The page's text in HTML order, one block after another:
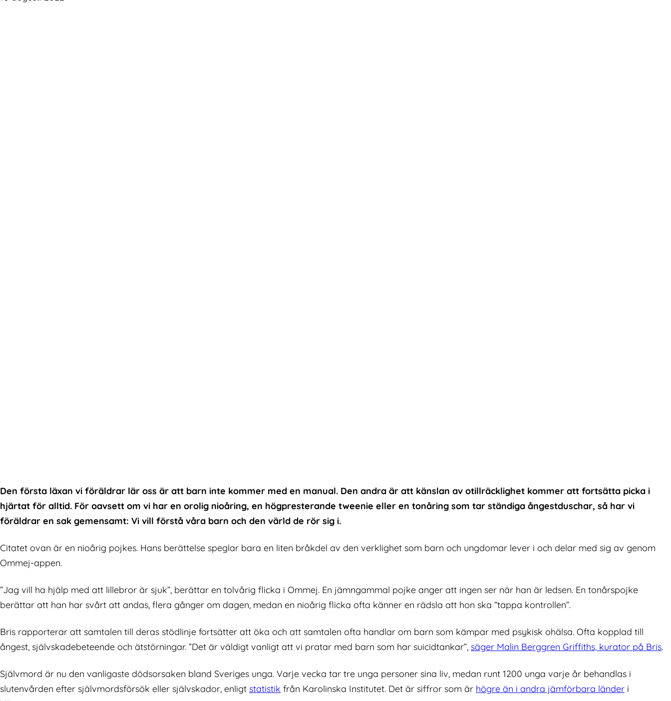
Den första läxan vi föräldrar lär oss är att barn inte kommer med en manual. Den andra är att känslan av otillräcklighet kommer att fortsätta picka i
hjärtat för alltid. För oavsett om vi har en orolig nioåring, en högpresterande tweenie eller en tonåring som tar ständiga ångestduschar, så har vi
föräldrar en sak gemensamt: Vi vill förstå våra barn och den värld de rör sig i.
Citatet ovan är en nioårig pojkes. Hans berättelse speglar bara en liten bråkdel av den verklighet som barn och ungdomar lever i och delar med sig av genom
Ommej-appen.
”Jag vill ha hjälp med att lillebror är sjuk”, berättar en tolvårig flicka i Ommej. En jämngammal pojke anger att ingen ser när han är ledsen. En tonårspojke
berättar att han har svårt att andas, flera gånger om dagen, medan en nioårig flicka ofta känner en rädsla att hon ska “tappa kontrollen”.
Bris rapporterar att samtalen till deras stödlinje fortsätter att öka och att samtalen ofta handlar om barn som kämpar med psykisk ohälsa. Ofta kopplad till
ångest, självskadebeteende och ätstörningar. ”Det är väldigt vanligt att vi pratar med barn som har suicidtankar”, säger Malin Berggren Griffiths, kurator på Bris.
Självmord är nu den vanligaste dödsorsaken bland Sveriges unga. Varje vecka tar tre unga personer sina liv, medan runt 1200 unga varje år behandlas i
slutenvården efter självmordsförsök eller självskador, enligt statistik från Karolinska Institutet. Det är siffror som är högre än i andra jämförbara länder i